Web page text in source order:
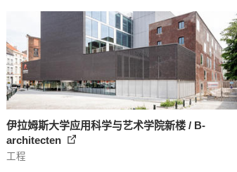
伊拉姆斯大学应用科学与艺术学院新楼 / B-
architecten
工程